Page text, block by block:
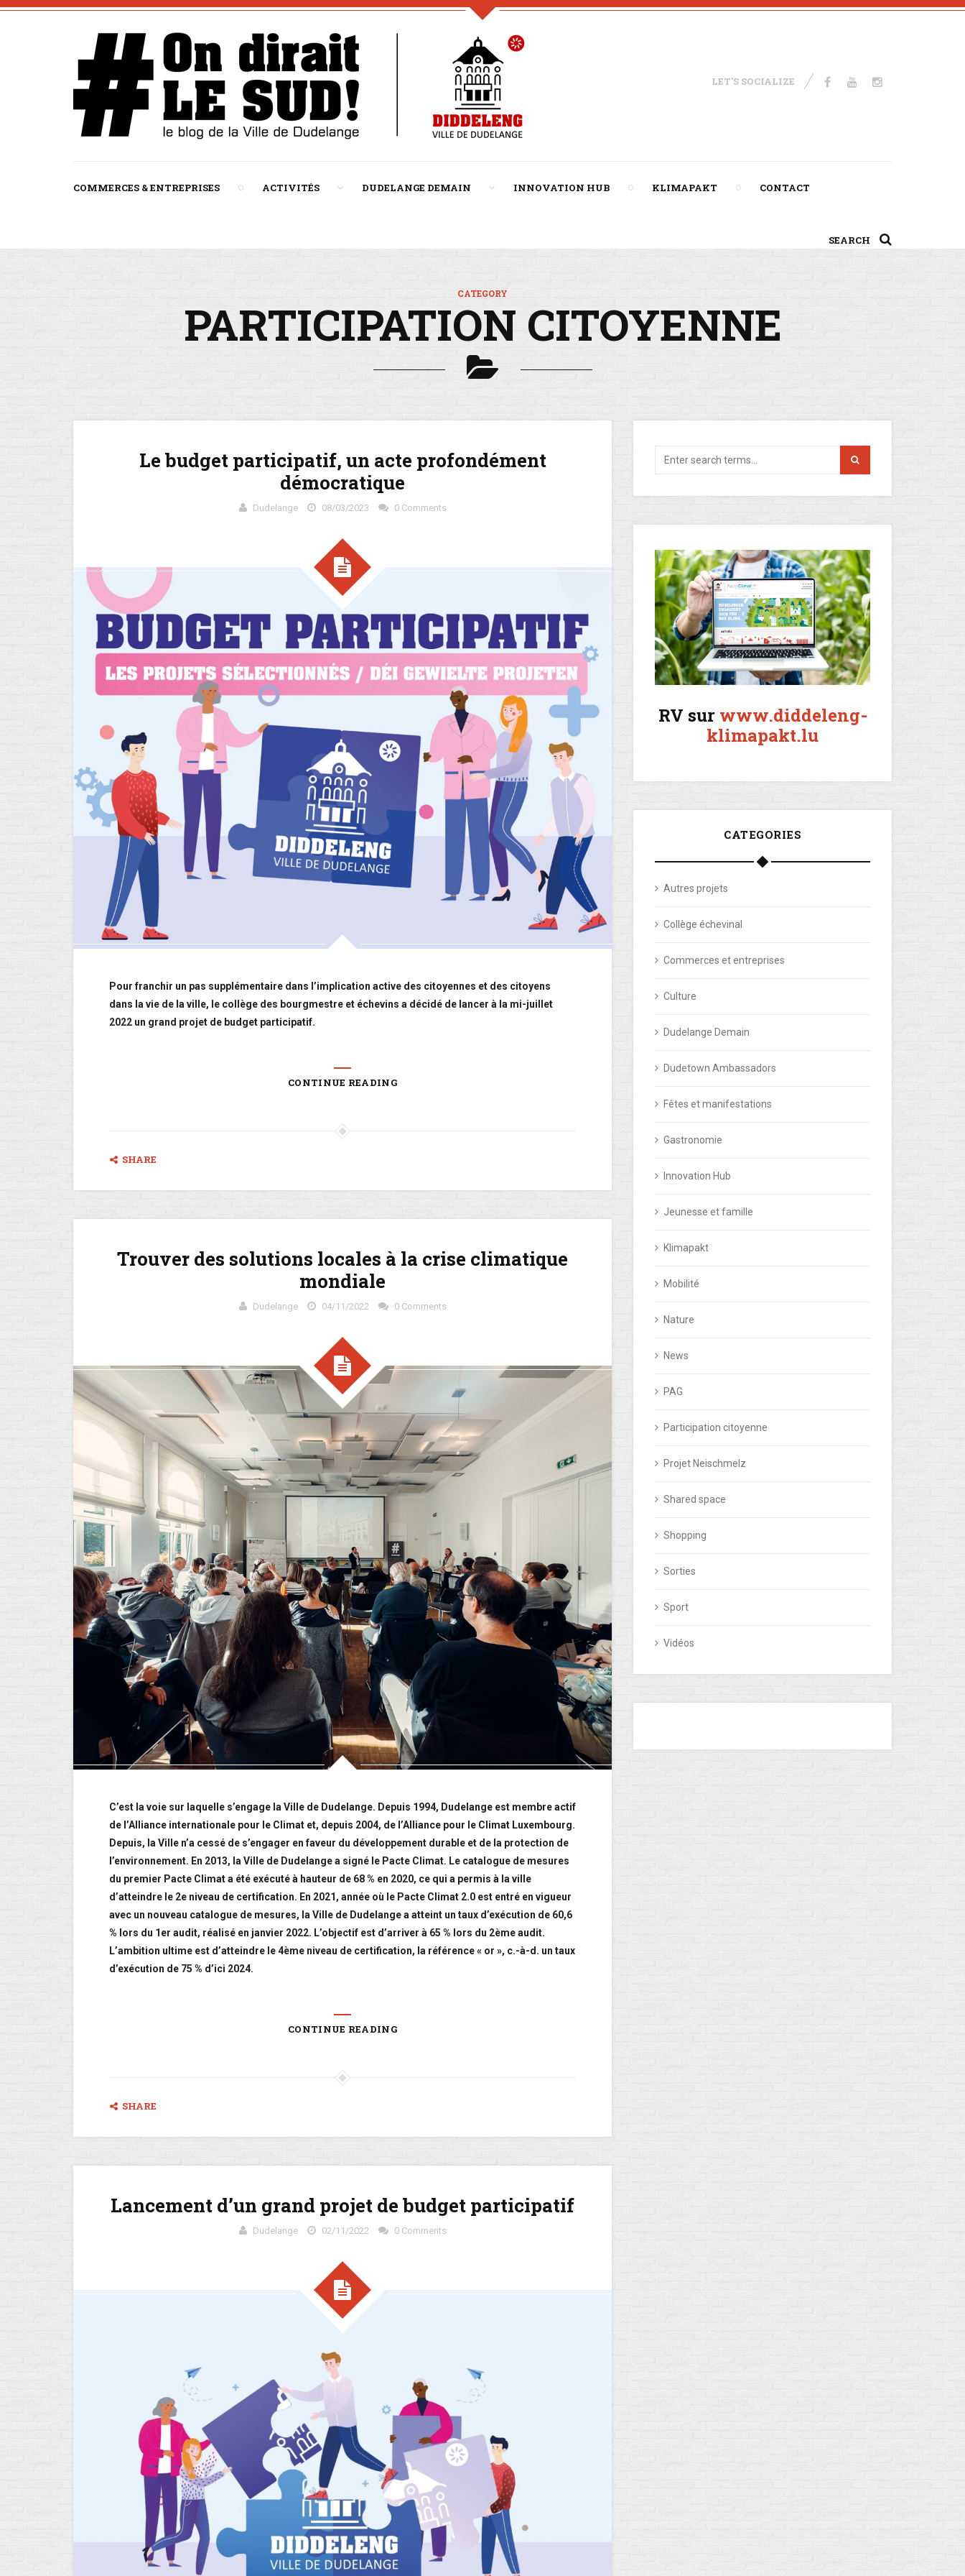
LET'S SOCIALIZE
COMMERCES & ENTREPRISES ACTIVITÉS DUDELANGE DEMAIN INNOVATION HUB KLIMAPAKT CONTACT
SEARCH
CATEGORY
PARTICIPATION CITOYENNE
Le budget participatif, un acte profondément
démocratique
Dudelange 08/03/2023 0 Comments
Pour franchir un pas supplémentaire dans l’implication active des citoyennes et des citoyens
dans la vie de la ville, le collège des bourgmestre et échevins a décidé de lancer à la mi-juillet
2022 un grand projet de budget participatif.
CONTINUE READING
SHARE
Trouver des solutions locales à la crise climatique
mondiale
Dudelange 04/11/2022 0 Comments
C’est la voie sur laquelle s’engage la Ville de Dudelange. Depuis 1994, Dudelange est membre actif
de l’Alliance internationale pour le Climat et, depuis 2004, de l’Alliance pour le Climat Luxembourg.
Depuis, la Ville n’a cessé de s’engager en faveur du développement durable et de la protection de
l’environnement. En 2013, la Ville de Dudelange a signé le Pacte Climat. Le catalogue de mesures
du premier Pacte Climat a été exécuté à hauteur de 68 % en 2020, ce qui a permis à la ville
d’atteindre le 2e niveau de certification. En 2021, année où le Pacte Climat 2.0 est entré en vigueur
avec un nouveau catalogue de mesures, la Ville de Dudelange a atteint un taux d’exécution de 60,6
% lors du 1er audit, réalisé en janvier 2022. L’objectif est d’arriver à 65 % lors du 2ème audit.
L’ambition ultime est d’atteindre le 4ème niveau de certification, la référence « or », c.-à-d. un taux
d’exécution de 75 % d’ici 2024.
CONTINUE READING
SHARE
Lancement d’un grand projet de budget participatif
Dudelange 02/11/2022 0 Comments
RV sur www.diddeleng-
klimapakt.lu
CATEGORIES
Autres projets
Collège échevinal
Commerces et entreprises
Culture
Dudelange Demain
Dudetown Ambassadors
Fêtes et manifestations
Gastronomie
Innovation Hub
Jeunesse et famille
Klimapakt
Mobilité
Nature
News
PAG
Participation citoyenne
Projet Neischmelz
Shared space
Shopping
Sorties
Sport
Vidéos